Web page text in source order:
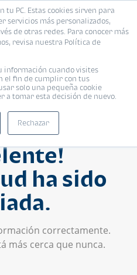
tu PC. Estas cookies sirven para
servicios más personalizados,
de otras redes. Para conocer más
revisa nuestra Política de
información cuando visites
el fin de cumplir con tus
solo una pequeña cookie
a tomar esta decisión de nuevo.
Rechazar
ha sido
correctamente.
más cerca que nunca.